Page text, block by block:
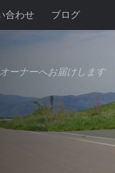
合わせ ブログ
ーナーへお届けします